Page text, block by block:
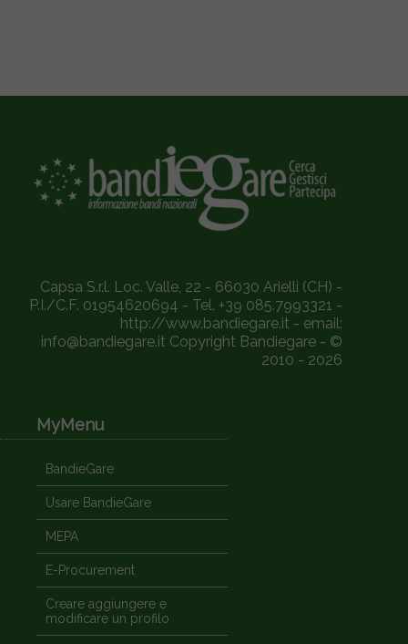
Capsa S.r.l. Loc. Valle, 22 - 66030 Arielli (CH) -
P.I./C.F. 01954620694 - Tel. +39 085.7993321 -
http://www.bandiegare.it - email:
info@bandiegare.it Copyright Bandiegare - ©
2010 - 2026
MyMenu
BandieGare
Usare BandieGare
MEPA
E-Procurement
Creare aggiungere e
modificare un profilo